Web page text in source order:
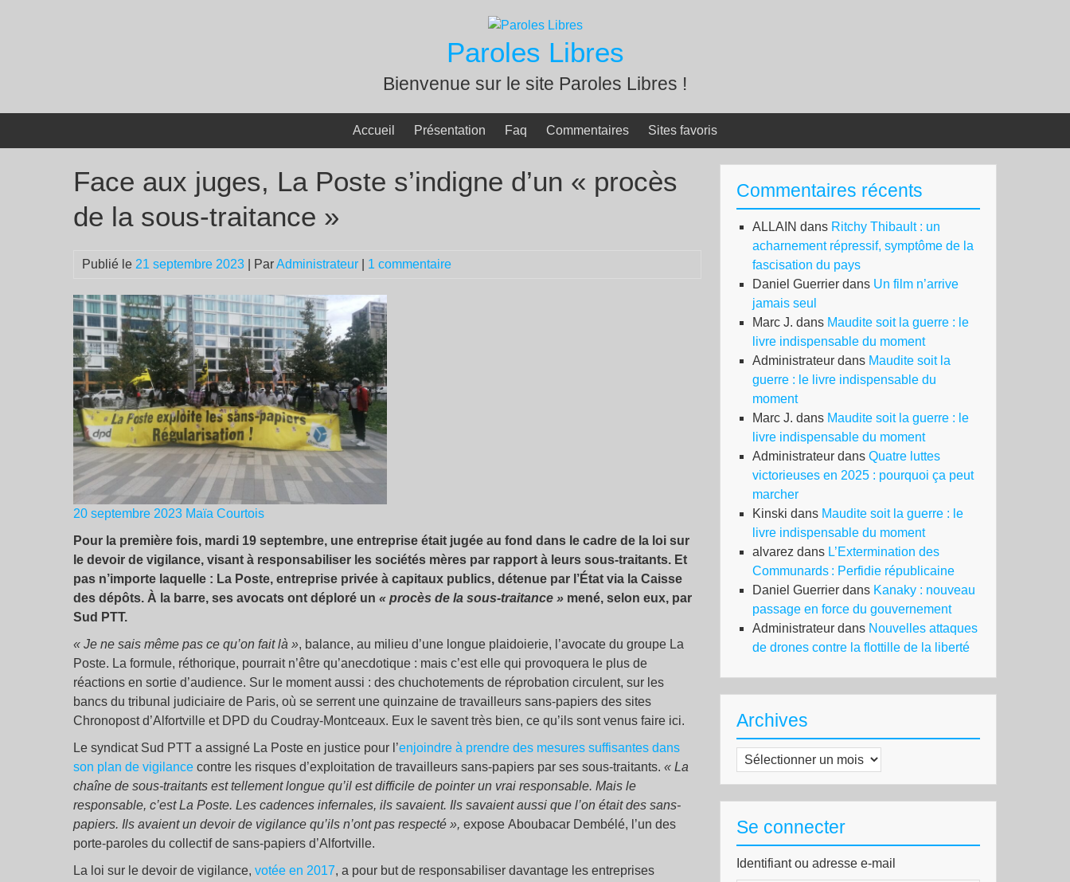
Paroles Libres
Bienvenue sur le site Paroles Libres !
Accueil Présentation Faq Commentaires Sites favoris
Face aux juges, La Poste s’indigne d’un « procès
de la sous-traitance »
Publié le 21 septembre 2023 | ParAdministrateur 1 commentaire
20 septembre 2023 Maïa Courtois
Pour la première fois, mardi 19 septembre, une entreprise était jugée au fond dans le cadre de la loi sur
le devoir de vigilance, visant à responsabiliser les sociétés mères par rapport à leurs sous-traitants. Et
pas n’importe laquelle : La Poste, entreprise privée à capitaux publics, détenue par l’État via la Caisse
des dépôts. À la barre, ses avocats ont déploré un « procès de la sous-traitance » mené, selon eux, par
Sud PTT.
« Je ne sais même pas ce qu’on fait là », balance, au milieu d’une longue plaidoierie, l’avocate du groupe La
Poste. La formule, réthorique, pourrait n’être qu’anecdotique : mais c’est elle qui provoquera le plus de
réactions en sortie d’audience. Sur le moment aussi : des chuchotements de réprobation circulent, sur les
bancs du tribunal judiciaire de Paris, où se serrent une quinzaine de travailleurs sans-papiers des sites
Chronopost d’Alfortville et DPD du Coudray-Montceaux. Eux le savent très bien, ce qu’ils sont venus faire ici.
Le syndicat Sud PTT a assigné La Poste en justice pour l’enjoindre à prendre des mesures suffisantes dans
son plan de vigilance contre les risques d’exploitation de travailleurs sans-papiers par ses sous-traitants. « La
chaîne de sous-traitants est tellement longue qu’il est difficile de pointer un vrai responsable. Mais le
responsable, c’est La Poste. Les cadences infernales, ils savaient. Ils savaient aussi que l’on était des sans-
papiers. Ils avaient un devoir de vigilance qu’ils n’ont pas respecté », expose Aboubacar Dembélé, l’un des
porte-paroles du collectif de sans-papiers d’Alfortville.
La loi sur le devoir de vigilance, votée en 2017, a pour but de responsabiliser davantage les entreprises
Commentaires récents
ALLAIN dans Ritchy Thibault : un
acharnement répressif, symptôme de la
fascisation du pays
Daniel Guerrier dans Un film n’arrive
jamais seul
Marc J. dans Maudite soit la guerre : le
livre indispensable du moment
Administrateur dans Maudite soit la
guerre : le livre indispensable du
moment
Marc J. dans Maudite soit la guerre : le
livre indispensable du moment
Administrateur dans Quatre luttes
victorieuses en 2025 : pourquoi ça peut
marcher
Kinski dans Maudite soit la guerre : le
livre indispensable du moment
alvarez dans L’Extermination des
Communards : Perfidie républicaine
Daniel Guerrier dans Kanaky : nouveau
passage en force du gouvernement
Administrateur dans Nouvelles attaques
de drones contre la flottille de la liberté
Archives
Archives
Se connecter
Identifiant ou adresse e-mail